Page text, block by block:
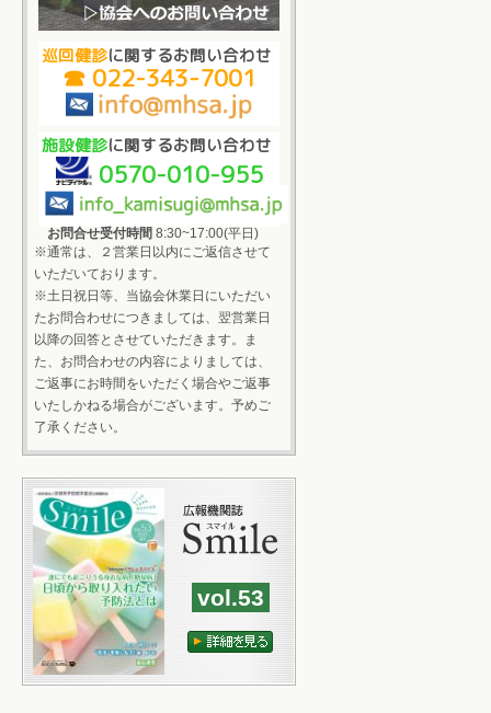
巡回健診に関するお問い合わせ
☎ 022-343-7001
施設健診に関するお問い合わせ
0570-010-955
お問合せ受付時間 8:30~17:00(平日)
※通常は、２営業日以内にご返信させて
いただいております。
※土日祝日等、当協会休業日にいただい
たお問合わせにつきましては、翌営業日
以降の回答とさせていただきます。ま
た、お問合わせの内容によりましては、
ご返事にお時間をいただく場合やご返事
いたしかねる場合がございます。予めご
了承ください。
vol.53